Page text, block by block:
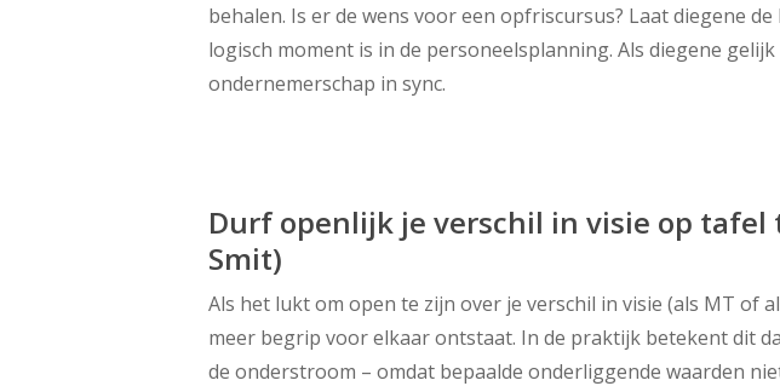
behalen. Is er de wens voor een opfriscursus? Laat diegene
logisch moment is in de personeelsplanning. Als diegene
ondernemerschap in sync.
Durf openlijk je verschil in visie op tafel
Smit)
Als het lukt om open te zijn over je verschil in visie (als MT of
meer begrip voor elkaar ontstaat. In de praktijk betekent dit
de onderstroom – omdat bepaalde onderliggende waarden